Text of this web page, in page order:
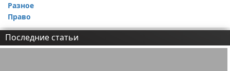
Разное
Право
Последние статьи